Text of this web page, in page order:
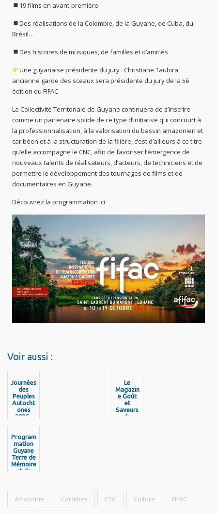
19 films en avant-première
Des réalisations de la Colombie, de la Guyane, de Cuba, du
Brésil…
Des histoires de musiques, de familles et d’amitiés
Une guyanaise présidente du jury : Christiane Taubira,
ancienne garde des sceaux sera présidente du jury de la 5è
édition du FIFAC
La Collectivité Territoriale de Guyane continuera de s’inscrire
comme un partenaire solide de ce type d’initiative qui concourt à
la professionnalisation, à la valorisation du bassin amazonien et
caribéen et à la structuration de la filière, c’est d’ailleurs à ce titre
qu’elle accompagne le CNC, afin de favoriser l’émergence de
nouveaux talents de réalisateurs, d’acteurs, de techniciens et de
permettre le développement des tournages de films et de
documentaires en Guyane.
Découvrez la programmationici
Voir aussi :
Journées
des
Peuples
Autocht
ones
2026 -
program
mation
Le
Magazin
e Goût
et
Saveurs
de
Program
mation
Guyane
Terre de
Mémoire
et de
Nou Pa
Jen Bliyé
Amazonie Caraïbes CTG Culture FIFAC